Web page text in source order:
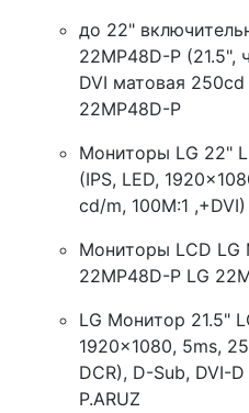
до 22"
22MP48D-P (21.5",
DVI матовая
22MP48D-P
Мониторы LG 22"
(IPS, LED,
cd/m, 100M:1
Мониторы LCD LG
22MP48D-P LG
LG Монитор 21.5"
1920x1080, 5ms,
DCR), D-Sub, DVI-
P.ARUZ